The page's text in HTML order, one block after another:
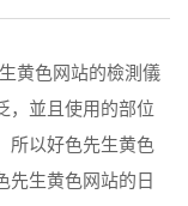
黄色网站的檢測儀
，並且使用的部位
所以好色先生黄色
先生黄色网站的日